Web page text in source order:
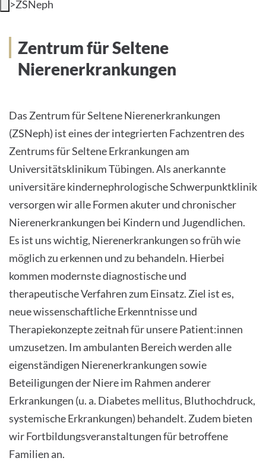
PRESSE
Deutsch
Impressum
Datenschutz
>ZSNeph
Zentrum für Seltene
Nierenerkrankungen
Das Zentrum für Seltene Nierenerkrankungen
(ZSNeph) ist eines der integrierten Fachzentren des
Zentrums für Seltene Erkrankungen am
Universitätsklinikum Tübingen. Als anerkannte
universitäre kindernephrologische Schwerpunktklinik
versorgen wir alle Formen akuter und chronischer
Nierenerkrankungen bei Kindern und Jugendlichen.
Es ist uns wichtig, Nierenerkrankungen so früh wie
möglich zu erkennen und zu behandeln. Hierbei
kommen modernste diagnostische und
therapeutische Verfahren zum Einsatz. Ziel ist es,
neue wissenschaftliche Erkenntnisse und
Therapiekonzepte zeitnah für unsere Patient:innen
umzusetzen. Im ambulanten Bereich werden alle
eigenständigen Nierenerkrankungen sowie
Beteiligungen der Niere im Rahmen anderer
Erkrankungen (u. a. Diabetes mellitus, Bluthochdruck,
systemische Erkrankungen) behandelt. Zudem bieten
wir Fortbildungsveranstaltungen für betroffene
Familien an.